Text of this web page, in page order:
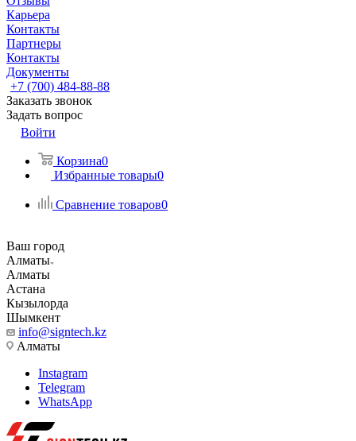
Карьера
Контакты
Партнеры
Контакты
Документы
+7 (700) 484-88-88
Заказать звонок
Задать вопрос
Войти
Корзина0
Избранные товары0
Сравнение товаров0
Ваш город
Алматы
Алматы
Астана
Кызылорда
Шымкент
info@signtech.kz
Алматы
Instagram
Telegram
WhatsApp